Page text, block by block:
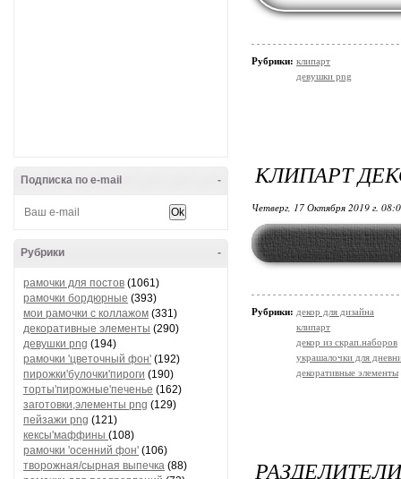
-
Подписка по e-mail
-
Рубрики
рамочки для постов (1061)
рамочки бордюрные (393)
мои рамочки с коллажом (331)
декоративные элементы (290)
девушки png (194)
рамочки 'цветочный фон' (192)
пирожки'булочки'пироги (190)
торты'пирожные'печенье (162)
заготовки,элементы png (129)
пейзажи png (121)
кексы'маффины (108)
рамочки 'осенний фон' (106)
творожная/сырная выпечка (88)
Рубрики: клипарт
девушки png
КЛИПАРТ
Четверг, 17 Октября 2019 г.
Рубрики: декор для дизайна
клипарт
декор из скрап.наборов
украшалочки для
декоративные элементы